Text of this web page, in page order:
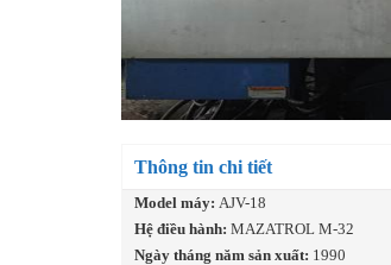
Thông tin chi tiết
Model máy: AJV-18
Hệ điều hành: MAZATROL M-32
Ngày tháng năm sản xuất: 1990